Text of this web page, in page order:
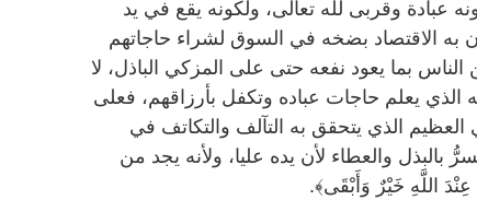
عبادة وقربى لله تعالى، ولكونه يقع في يد
به الاقتصاد بضخه في السوق لشراء حاجاتهم
بما يعود نفعه حتى على المزكي الباذل، لا
الذي يعلم حاجات عباده وتكفل بأرزاقهم، فعلى
الذي يتحقق به التآلف والتكاتف في
بالبذل والعطاء لأن يده عليا، ولأنه يجد من
عِنْدَ اللَّهِ خَيْرٌ وَأَبْقَى﴾.